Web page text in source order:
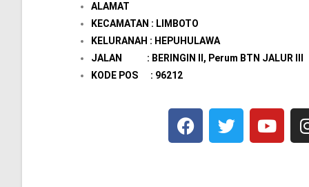
ALAMAT
KECAMATAN : LIMBOTO
KELURANAH : HEPUHULAWA
JALAN : BERINGIN II, Perum BTN JALUR III
KODE POS : 96212